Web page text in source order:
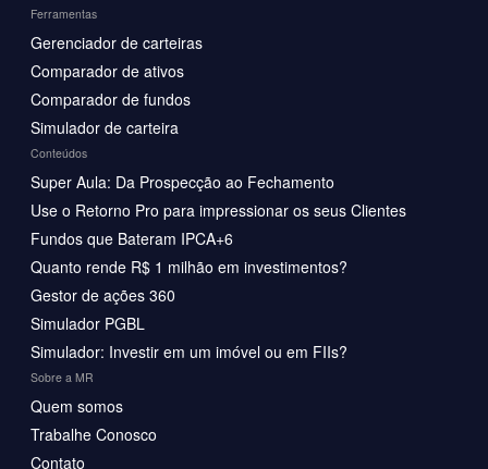
Ferramentas
Gerenciador de carteiras
Comparador de ativos
Comparador de fundos
Simulador de carteira
Conteúdos
Super Aula: Da Prospecção ao Fechamento
Use o Retorno Pro para impressionar os seus Clientes
Fundos que Bateram IPCA+6
Quanto rende R$ 1 milhão em investimentos?
Gestor de ações 360
Simulador PGBL
Simulador: Investir em um imóvel ou em FIIs?
Sobre a MR
Quem somos
Trabalhe Conosco
Contato